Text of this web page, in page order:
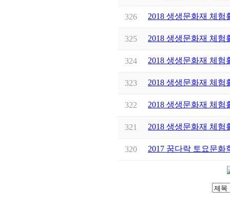
326 2018 생생문화재 체험
325 2018 생생문화재 체험
324 2018 생생문화재 체험
323 2018 생생문화재 체험
322 2018 생생문화재 체험
321 2018 생생문화재 체험
320 2017 꿈다락 토요문화